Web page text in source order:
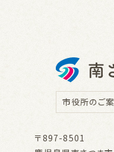
市役所のご
〒897-8501